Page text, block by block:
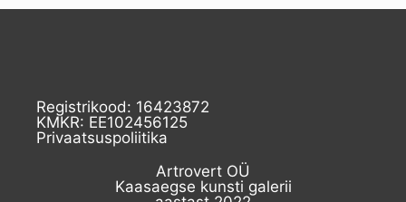
Registrikood: 16423872
KMKR: EE102456125
Privaatsuspoliitika
Artrovert OÜ
Kaasaegse kunsti galerii